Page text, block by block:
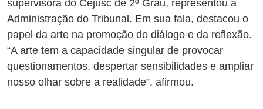
supervisora do Cejusc de 2º Grau, representou a
Administração do Tribunal. Em sua fala, destacou o
papel da arte na promoção do diálogo e da reflexão.
“A arte tem a capacidade singular de provocar
questionamentos, despertar sensibilidades e ampliar
nosso olhar sobre a realidade”, afirmou.